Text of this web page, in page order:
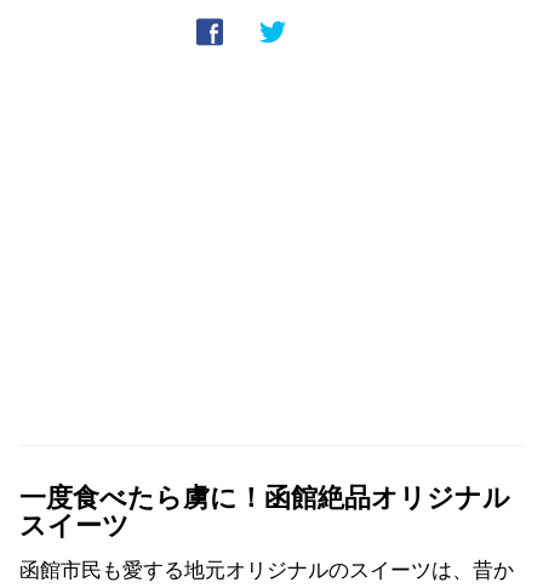
一度食べたら虜に！函館絶品オリジナル
スイーツ
函館市民も愛する地元オリジナルのスイーツは、昔か